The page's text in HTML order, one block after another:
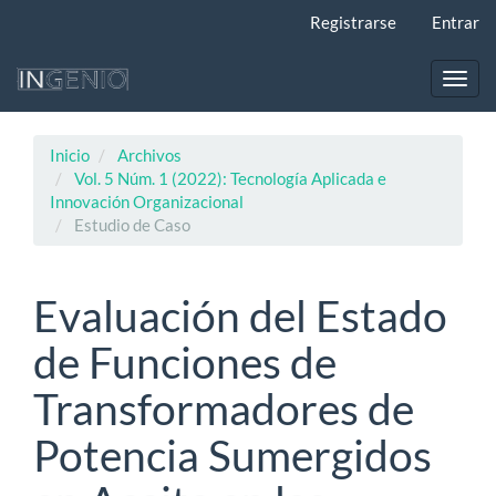
principal
Registrarse Entrar
Inicio
Archivos
Vol. 5 Núm. 1 (2022): Tecnología Aplicada e
Innovación Organizacional
Estudio de Caso
Evaluación del Estado
de Funciones de
Transformadores de
Potencia Sumergidos